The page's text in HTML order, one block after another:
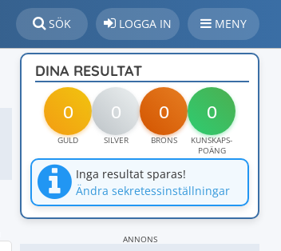
SÖK LOGGA IN MENY
DINA RESULTAT
0 0 0 0
GULD SILVER BRONS
KUNSKAPS-
POÄNG
Inga resultat sparas!
Ändra sekretessinställningar
ANNONS